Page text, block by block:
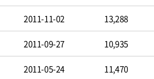
2011-11-02 13,288
2011-09-27 10,935
2011-05-24 11,470